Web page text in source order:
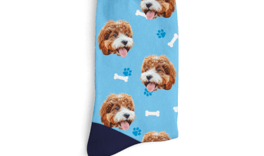
opciones
pueden
elegir
en
la
página
de
producto